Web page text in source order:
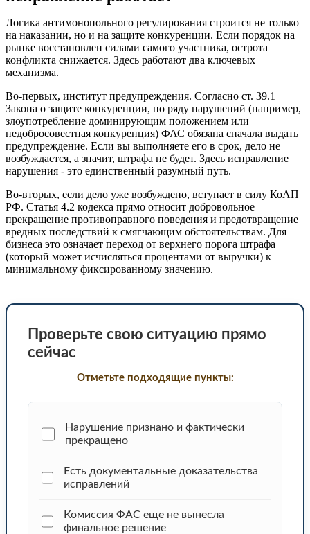
Логика антимонопольного регулирования строится не только
на наказании, но и на защите конкуренции. Если порядок на
рынке восстановлен силами самого участника, острота
конфликта снижается. Здесь работают два ключевых
механизма.
Во-первых, институт предупреждения. Согласно ст. 39.1
Закона о защите конкуренции, по ряду нарушений (например,
злоупотребление доминирующим положением или
недобросовестная конкуренция) ФАС обязана сначала выдать
предупреждение. Если вы выполняете его в срок, дело не
возбуждается, а значит, штрафа не будет. Здесь исправление
нарушения - это единственный разумный путь.
Во-вторых, если дело уже возбуждено, вступает в силу КоАП
РФ. Статья 4.2 кодекса прямо относит добровольное
прекращение противоправного поведения и предотвращение
вредных последствий к смягчающим обстоятельствам. Для
бизнеса это означает переход от верхнего порога штрафа
(который может исчисляться процентами от выручки) к
минимальному фиксированному значению.
Проверьте свою ситуацию прямо
сейчас
Отметьте подходящие пункты:
Нарушение признано и фактически
прекращено
Есть документальные доказательства
исправлений
Комиссия ФАС еще не вынесла
финальное решение